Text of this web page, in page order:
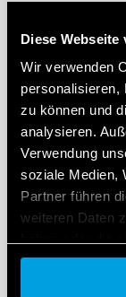
Diese Webseite
Wir verwenden
personalisieren,
zu können und
analysieren.
Verwendung
soziale Medien,
Partner führen
weiteren Daten
gesammelt